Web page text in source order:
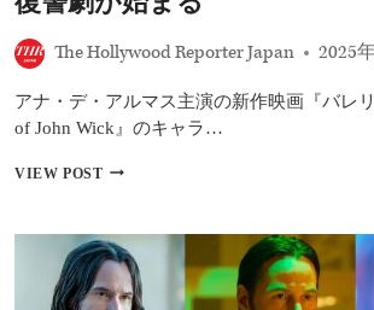
ズ
新
バ
レ
ー
ャ
パ
ン
プ
The Hollywood Reporter Japan 2025
アナ・デ・アルマス主演の新作映画『バレ
of John Wick』のキャラ…
VIEW POST『バ
ー
ナ：
THE
WORLD